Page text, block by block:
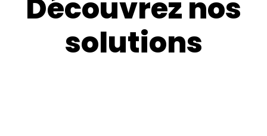
Découvrez nos
solutions